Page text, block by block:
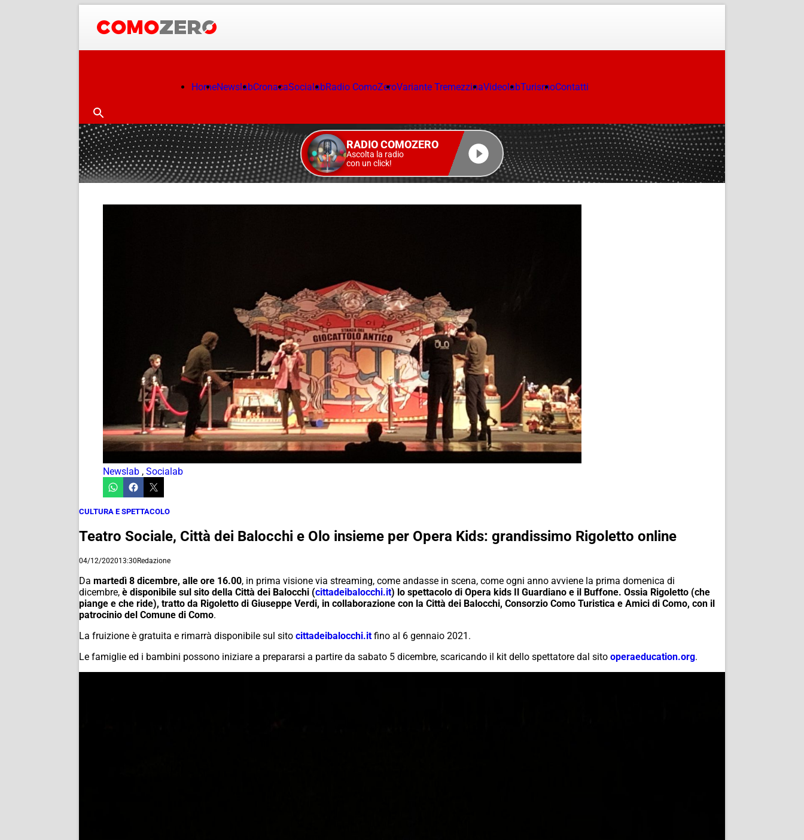
HomeNewslabCronacaSocialabRadio ComoZeroVariante TremezzinaVideolabTurismoContatti
RADIO COMOZERO
Ascolta la radio
con un click!
Newslab , Socialab
CULTURA E SPETTACOLO
Teatro Sociale, Città dei Balocchi e Olo insieme per Opera Kids: grandissimo Rigoletto online
04/12/202013:30Redazione
Da martedì 8 dicembre, alle ore 16.00, in prima visione via streaming, come andasse in scena, come ogni anno avviene la prima domenica di
dicembre, è disponibile sul sito della Città dei Balocchi (cittadeibalocchi.it) lo spettacolo di Opera kids Il Guardiano e il Buffone. Ossia Rigoletto (che
piange e che ride), tratto da Rigoletto di Giuseppe Verdi, in collaborazione con la Città dei Balocchi, Consorzio Como Turistica e Amici di Como, con il
patrocinio del Comune di Como.
La fruizione è gratuita e rimarrà disponibile sul sito cittadeibalocchi.it fino al 6 gennaio 2021.
Le famiglie ed i bambini possono iniziare a prepararsi a partire da sabato 5 dicembre, scaricando il kit dello spettatore dal sito operaeducation.org.